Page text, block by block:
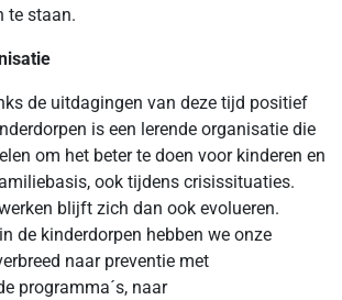
te staan.
de uitdagingen van deze tijd positief
is een lerende organisatie die
om het beter te doen voor kinderen en
ook tijdens crisissituaties.
blijft zich dan ook evolueren.
de kinderdorpen hebben we onze
naar preventie met
programma´s, naar